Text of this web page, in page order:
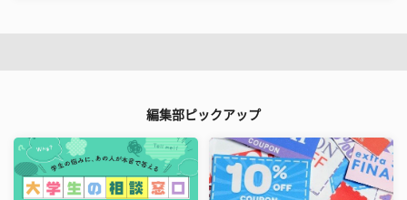
編集部ピックアップ